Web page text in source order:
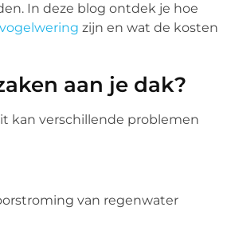
In deze blog ontdek je hoe
vogelwering zijn en wat de kosten
aan je dak?
kan verschillende problemen
van regenwater